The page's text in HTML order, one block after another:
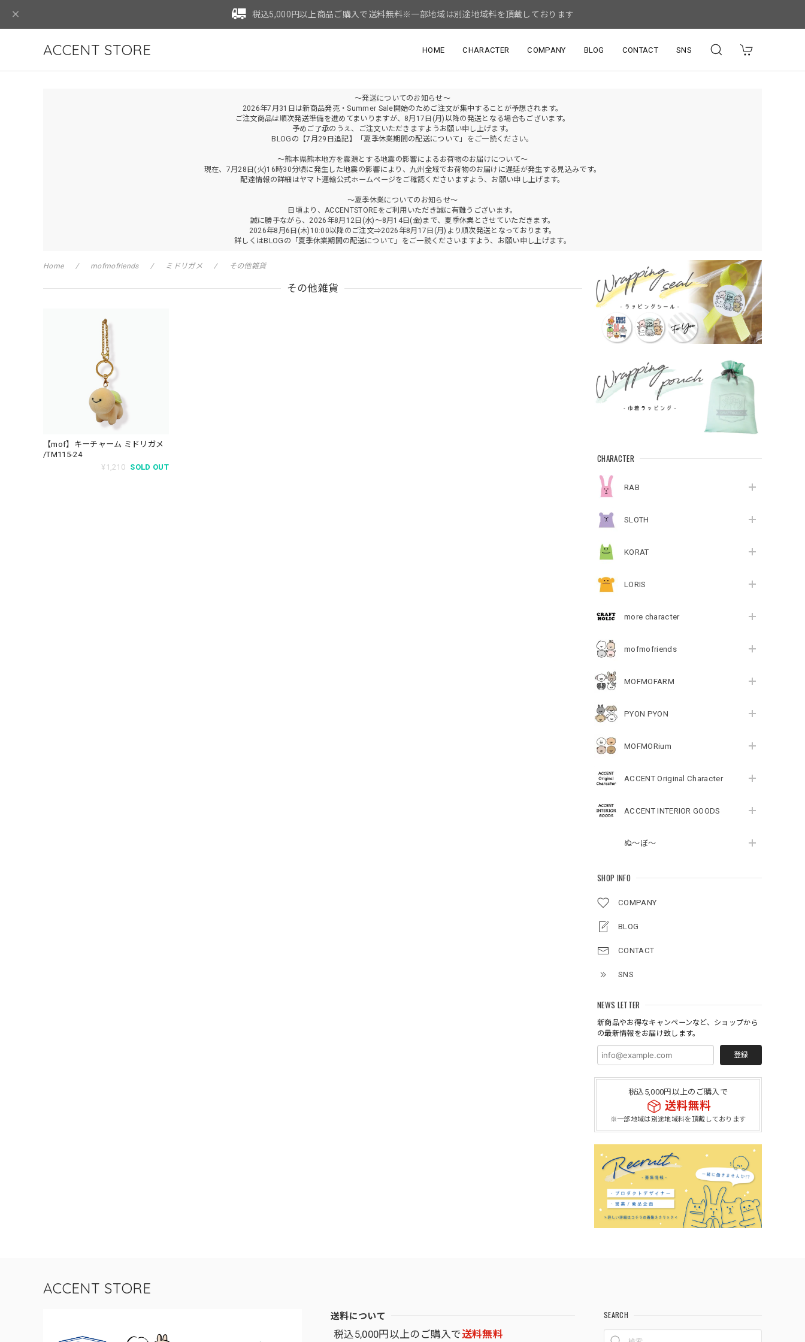
税込5,000円以上商品ご購入で送料無料※一部地域は別途地域料を頂戴しております
ACCENT STORE HOME CHARACTER COMPANY BLOG CONTACT SNS
～発送についてのお知らせ～
2026年7月31日は新商品発売・Summer Sale開始のためご注文が集中することが予想されます。
ご注文商品は順次発送準備を進めてまいりますが、8月17日(月)以降の発送となる場合もございます。
予めご了承のうえ、ご注文いただきますようお願い申し上げます。
BLOGの【7月29日追記】「夏季休業期間の配送について」をご一読ください。
～熊本県熊本地方を震源とする地震の影響によるお荷物のお届けについて～
現在、7月28日(火)16時30分頃に発生した地震の影響により、九州全域でお荷物のお届けに遅延が発生する見込みです。
配達情報の詳細はヤマト運輸公式ホームページをご確認くださいますよう、お願い申し上げます。
～夏季休業についてのお知らせ～
日頃より、ACCENTSTOREをご利用いただき誠に有難うございます。
誠に勝手ながら、2026年8月12日(水)～8月14日(金)まで、夏季休業とさせていただきます。
2026年8月6日(木)10:00以降のご注文⇒2026年8月17日(月)より順次発送となっております。
詳しくはBLOGの「夏季休業期間の配送について」をご一読くださいますよう、お願い申し上げます。
CHARACTER
RAB
SLOTH
KORAT
LORIS
more character
mofmofriends
MOFMOFARM
PYON PYON
MOFMORium
ACCENT Original Character
ACCENT INTERIOR GOODS
ぬ～ぼ～
SHOP INFO
COMPANY
BLOG
CONTACT
SNS
NEWS LETTER
新商品やお得なキャンペーンなど、ショップから
の最新情報をお届け致します。
登録
税込5,000円以上のご購入で
送料無料
※一部地域は別途地域料を頂戴しております
Home mofmofriends ミドリガメ その他雑貨
その他雑貨
【mof】キーチャーム ミドリガメ
/TM115-24
¥1,210 SOLD OUT
ACCENT STORE
送料について
税込5,000円以上のご購入で送料無料
SEARCH